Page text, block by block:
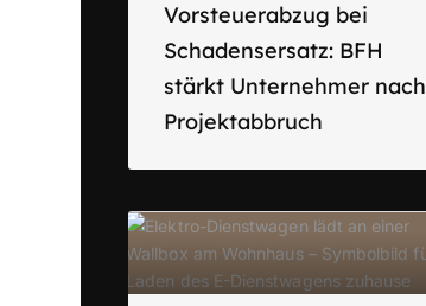
Vorsteuerabzug bei
Schadensersatz: BFH
stärkt Unternehmer nach
Projektabbruch